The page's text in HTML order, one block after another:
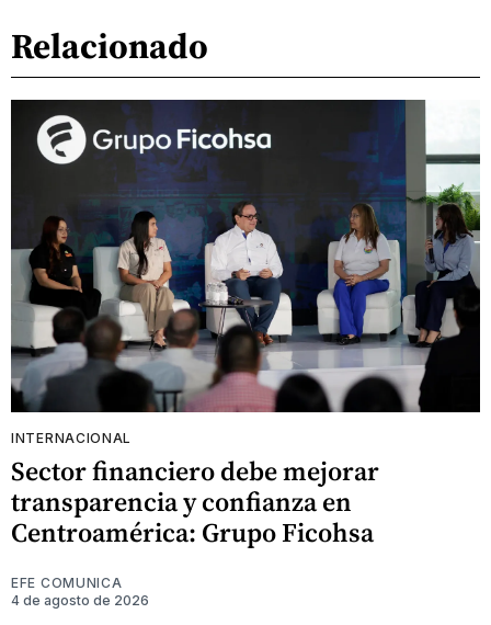
Relacionado
INTERNACIONAL
Sector financiero debe mejorar
transparencia y confianza en
Centroamérica: Grupo Ficohsa
EFE COMUNICA
4 de agosto de 2026